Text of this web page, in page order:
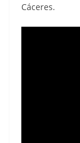
Cáceres.